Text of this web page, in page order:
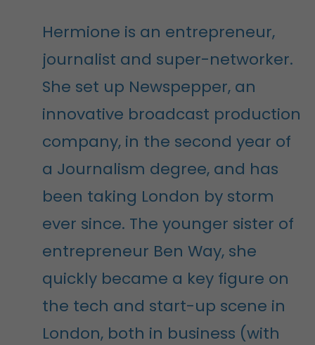
Hermione is an entrepreneur,
journalist and super-networker.
She set up Newspepper, an
innovative broadcast production
company, in the second year of
a Journalism degree, and has
been taking London by storm
ever since. The younger sister of
entrepreneur Ben Way, she
quickly became a key figure on
the tech and start-up scene in
London, both in business (with